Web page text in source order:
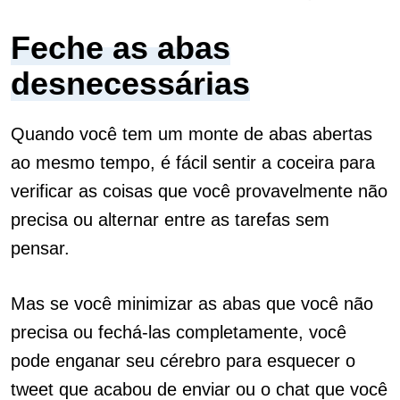
Feche as abas
desnecessárias
Quando você tem um monte de abas abertas
ao mesmo tempo, é fácil sentir a coceira para
verificar as coisas que você provavelmente não
precisa ou alternar entre as tarefas sem
pensar.
Mas se você minimizar as abas que você não
precisa ou fechá-las completamente, você
pode enganar seu cérebro para esquecer o
tweet que acabou de enviar ou o chat que você